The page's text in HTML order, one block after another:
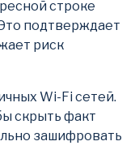
строке
подтверждает
риск
Wi-Fi сетей.
скрыть факт
зашифровать